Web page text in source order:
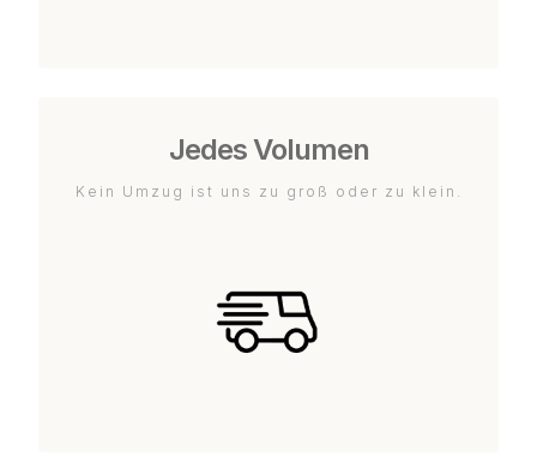
Jedes Volumen
Kein Umzug ist uns zu groß oder zu klein.